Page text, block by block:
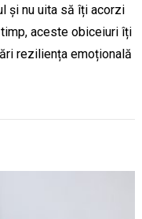
și nu uita să îți acorzi
aceste obiceiuri îți
reziliența emoțională